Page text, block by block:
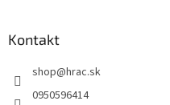
Kontakt
shop@hrac.sk
0950596414